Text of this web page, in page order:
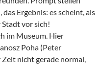
Ergebnis: es scheint, als
vor sich!
im Museum. Hier
Poha (Peter
nicht gerade normal,